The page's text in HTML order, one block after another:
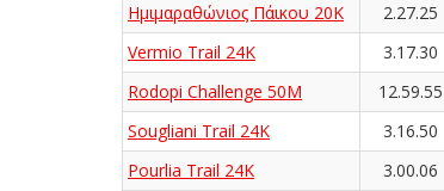
Ημιμαραθώνιος Πάικου 20Κ
2.27.25
Vermio Trail 24K
3.17.30
Rodopi Challenge 50M
12.59.55
Sougliani Trail 24K
3.16.50
Pourlia Trail 24K
3.00.06